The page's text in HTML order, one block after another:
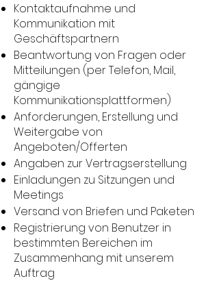
Kontaktaufnahme und
Kommunikation mit
Geschäftspartnern
Beantwortung von Fragen oder
Mitteilungen (per Telefon, Mail,
gängige
Kommunikationsplattformen)
Anforderungen, Erstellung und
Weitergabe von
Angeboten/Offerten
Angaben zur Vertragserstellung
Einladungen zu Sitzungen und
Meetings
Versand von Briefen und Paketen
Registrierung von Benutzer in
bestimmten Bereichen im
Zusammenhang mit unserem
Auftrag